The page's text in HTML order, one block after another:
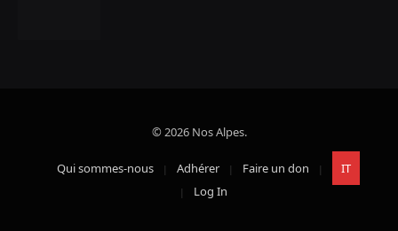
© 2026 Nos Alpes.
Qui sommes-nous Adhérer Faire un don
IT
Log In